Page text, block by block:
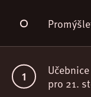
pro 21.